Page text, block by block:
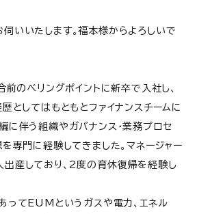
りフラットな風土で、各チームの女
いいたします。福本様からよろしいで
のべリングポイントに新卒で入社し、
としてはもともとファイナンスチームに
に伴う組織やガバナンス・業務プロセ
を専門に経験してきました。マネージャー
出産しており、2度の育休復帰を経験し
ってEUMというガスや電力、エネル